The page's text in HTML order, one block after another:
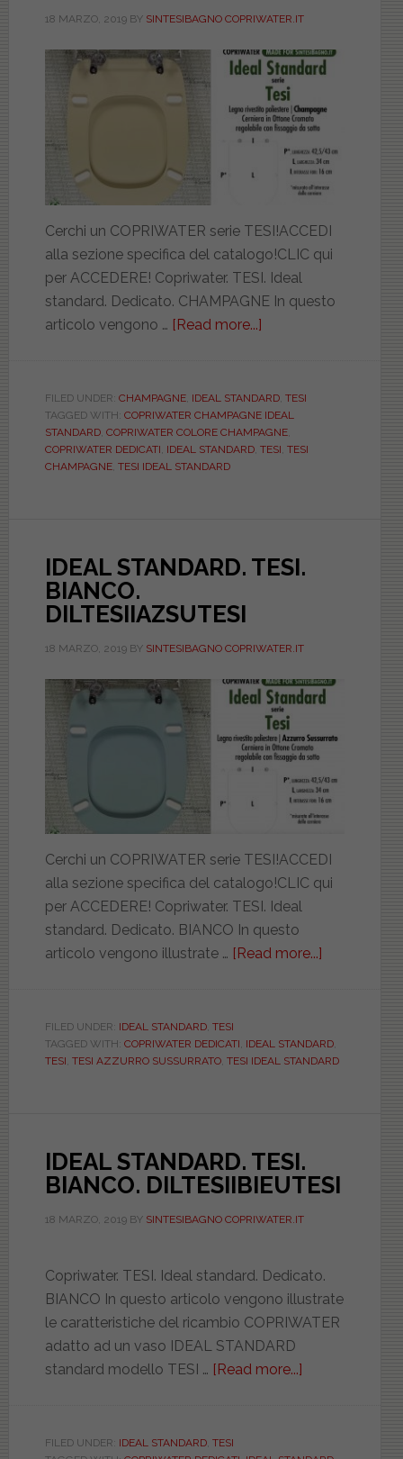
18 MARZO, 2019BY SINTESIBAGNO COPRIWATER.IT
Cerchi un COPRIWATER serie TESI!ACCEDI
alla sezione specifica del catalogo!CLIC qui
per ACCEDERE! Copriwater. TESI. Ideal
standard. Dedicato. CHAMPAGNE In questo
articolo vengono … [Read more...]
TESI.
CHAMPAGNE.
DILTESIICHMPTESI
FILED UNDER: CHAMPAGNE, IDEAL STANDARD, TESI
TAGGED WITH: COPRIWATER CHAMPAGNE IDEAL
STANDARD, COPRIWATER COLORE CHAMPAGNE,
COPRIWATER DEDICATI IDEAL STANDARD, TESI TESI
CHAMPAGNE, TESI IDEAL STANDARD
IDEAL STANDARD. TESI.
BIANCO.
DILTESIIAZSUTESI
18 MARZO, 2019BY SINTESIBAGNO COPRIWATER.IT
Cerchi un COPRIWATER serie TESI!ACCEDI
alla sezione specifica del catalogo!CLIC qui
per ACCEDERE! Copriwater. TESI. Ideal
standard. Dedicato. BIANCO In questo
articolo vengono illustrate … [Read more...]
BIANCO.
FILED UNDER: IDEAL STANDARD, TESI
TAGGED WITH: COPRIWATER DEDICATI, IDEAL STANDARD,
TESI, TESI AZZURRO SUSSURRATO, TESI IDEAL STANDARD
IDEAL STANDARD. TESI.
BIANCO. DILTESIIBIEUTESI
18 MARZO, 2019BY SINTESIBAGNO COPRIWATER.IT
Copriwater. TESI. Ideal standard. Dedicato.
BIANCO In questo articolo vengono illustrate
le caratteristiche del ricambio COPRIWATER
adatto ad un vaso IDEAL STANDARD
standard modello TESI … [Read more...]
FILED UNDER: IDEAL STANDARD, TESI